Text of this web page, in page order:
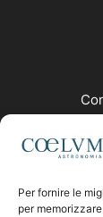
Per fornire le
per